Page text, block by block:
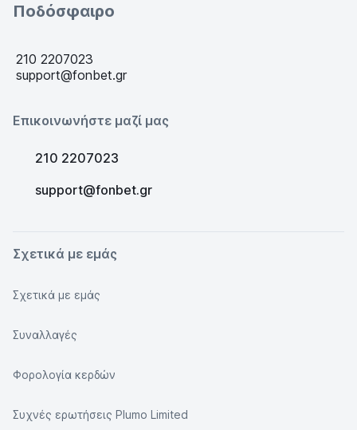
Ποδόσφαιρο
210 2207023
support@fonbet.gr
Επικοινωνήστε μαζί μας
210 2207023
support@fonbet.gr
Σχετικά με εμάς
Σχετικά με εμάς
Συναλλαγές
Φορολογία κερδών
Συχνές ερωτήσεις Plumo Limited